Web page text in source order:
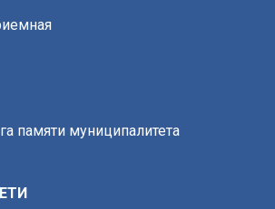
памяти муниципалитета